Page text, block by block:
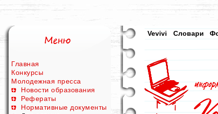
Главная
Конкурсы
Молодежная пресса
Новости образования
Рефераты
Нормативные документы
Vevivi Словари